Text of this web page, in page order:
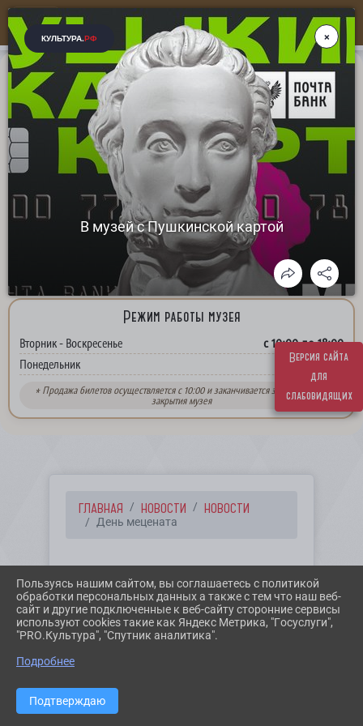
Версия сайта
для
слабовидящих
Больше, чем музей...
ГБУК СК "Ессентукский историко-краеведческий
музей им. В. П. Шпаковского"
адрес: Ставропольский край, г. Ессентуки, ул. Кисловодская, д. 5
Телефон для справок: +7(87934) 66-44-1,8(928)632-49-49
Режим работы музея
Вторник - Воскресенье с 10:00 до 18:00
Понедельник выходной
* Продажа билетов осуществляется с 10:00 и заканчивается за 30 минут до
закрытия музея
ГЛАВНАЯ НОВОСТИ НОВОСТИ
День мецената
ДЕНЬ МЕЦЕНАТА
Пользуясь нашим сайтом, вы соглашаетесь с политикой
обработки персональных данных а также с тем что наш веб-
сайт и другие подключенные к веб-сайту сторонние сервисы
используют cookies такие как Яндекс Метрика, "Госуслуги",
"PRO.Культура", "Спутник аналитика".
Подробнее
Подтверждаю